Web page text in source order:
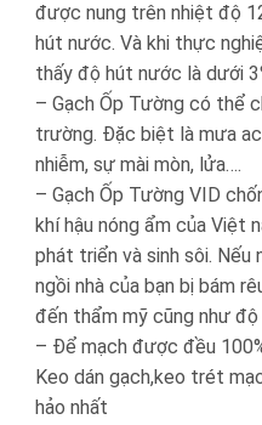
được nung trên nhiệt độ
hút nước. Và khi thực
thấy độ hút nước là dưới
– Gạch Ốp Tường có thể
trường. Đặc biệt là mưa
nhiễm, sự mài mòn, lửa….
– Gạch Ốp Tường VID
khí hậu nóng ẩm của Việt
phát triển và sinh sôi.
ngồi nhà của bạn bị bám
đến thẩm mỹ cũng như độ
– Để mạch được đều
Keo dán gạch,keo trét
hảo nhất